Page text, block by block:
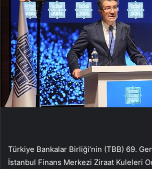
Türkiye Bankalar Birliği’nin (TBB) 69.
İstanbul Finans Merkezi Ziraat Kuleleri